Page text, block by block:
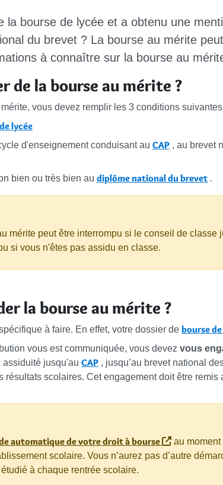
la bourse de lycée et a obtenu une
du brevet ? La bourse au mérite
à connaître sur la bourse au
de la bourse au mérite ?
vous devez remplir les 3 conditions suivantes
lycée
d'enseignement conduisant au CAP , au brevet
bien ou très bien au diplôme national du brevet .
mérite peut être interrompu si le conseil de classe
si vous n'êtes pas assidu en classe.
la bourse au mérite ?
à faire. En effet, votre dossier de bourse
vous est communiquée, vous devez vous
assiduité jusqu'au CAP , jusqu’au brevet national
résultats scolaires. Cet engagement doit être remis
automatique de votre droit à bourse
au moment
scolaire. Vous n’aurez pas d’autre
à chaque rentrée scolaire.